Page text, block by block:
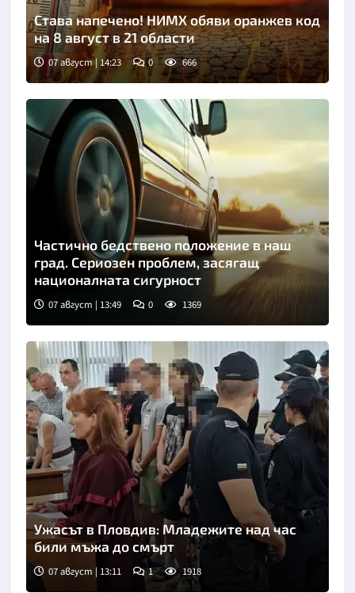
Става напечено! НИМХ обяви оранжев код
на 8 август в 21 области
07 август | 14:23 0 666
Частично бедствено положение в наш
град. Сериозен проблем, засягащ
националната сигурност
07 август | 13:49 0 1369
Снимка: БГНЕС
Ужасът в Пловдив: Младежите над час
били мъжа до смърт
07 август | 13:11 1 1918